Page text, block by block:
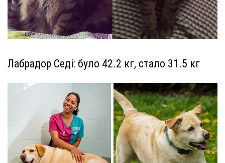
Лабрадор Седі: було 42.2 кг, стало 31.5 кг